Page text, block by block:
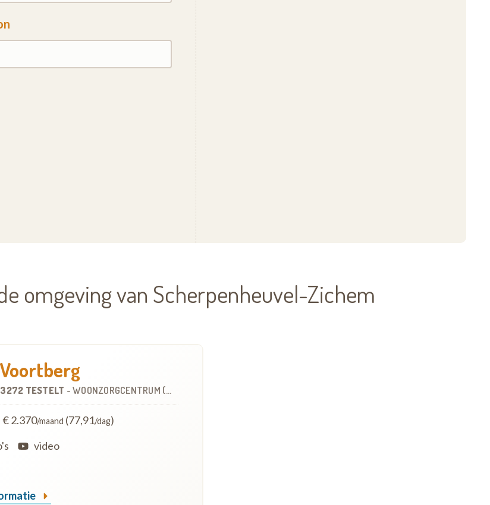
omgeving van Scherpenheuvel-Zichem
3272 TESTELT -WOONZORGCENTRUM (WZC)
2.370/maand (77,91/dag)
video